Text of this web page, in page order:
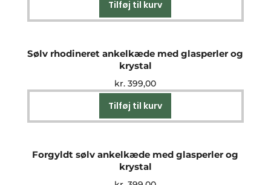
Tilføj til kurv
Sølv rhodineret ankelkæde med glasperler og
krystal
kr. 399,00
Tilføj til kurv
Forgyldt sølv ankelkæde med glasperler og
krystal